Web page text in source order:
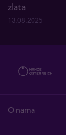
zlata
13.08.2025
O nama